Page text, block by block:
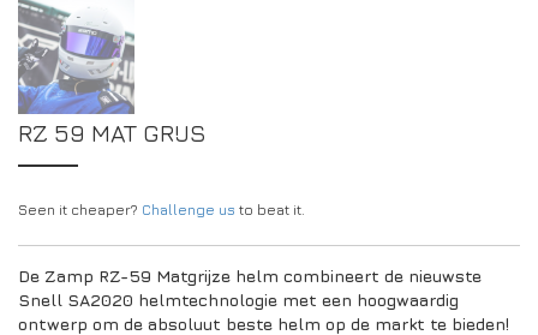
RZ 59 MAT GRIJS
Seen it cheaper? Challenge us to beat it.
De Zamp RZ-59 Matgrijze helm combineert de nieuwste
Snell SA2020 helmtechnologie met een hoogwaardig
ontwerp om de absoluut beste helm op de markt te bieden!